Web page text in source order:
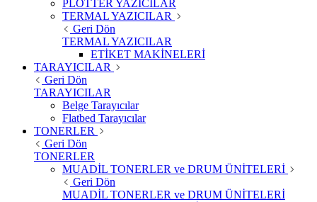
PLOTTER YAZICILAR
TERMAL YAZICILAR
Geri Dön
TERMAL YAZICILAR
ETİKET MAKİNELERİ
TARAYICILAR
Geri Dön
TARAYICILAR
Belge Tarayıcılar
Flatbed Tarayıcılar
TONERLER
Geri Dön
TONERLER
MUADİL TONERLER ve DRUM ÜNİTELERİ
Geri Dön
MUADİL TONERLER ve DRUM ÜNİTELERİ